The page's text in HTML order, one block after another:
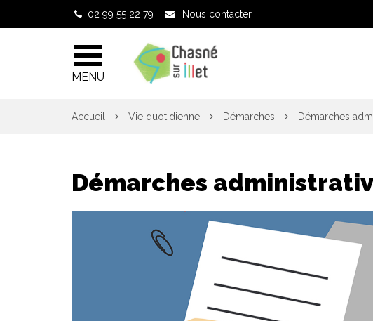
02 99 55 22 79 Nous contacter
MENU
Accueil Vie quotidienne Démarches Démarches
Démarches